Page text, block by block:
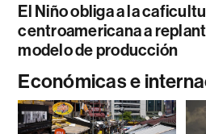
El Niño obliga a la
centroamericana a
modelo de producción
Económicas e